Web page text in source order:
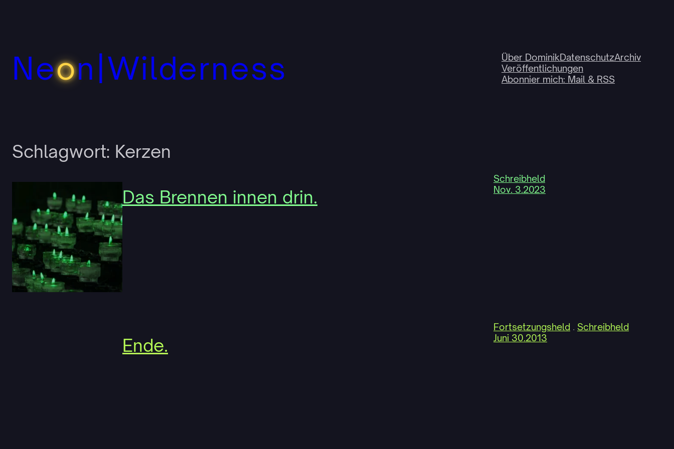
Neon|Wilderness Über DominikDatenschutzArchiv
Veröffentlichungen
Abonnier mich: Mail & RSS
Schlagwort: Kerzen
Das Brennen innen drin.
Schreibheld
Nov. 3.2023
Ende.
Fortsetzungsheld . Schreibheld
Juni 30.2013